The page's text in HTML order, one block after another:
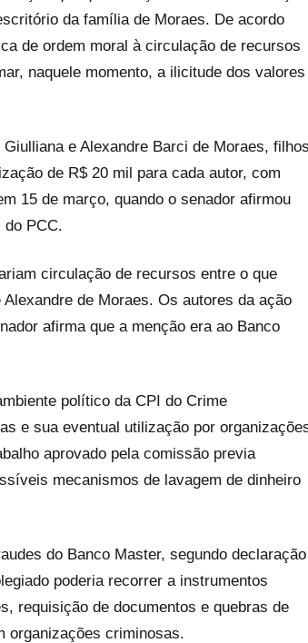
da família de Moraes. De acordo
de ordem moral à circulação de recursos
naquele momento, a ilicitude dos valores
e Alexandre Barci de Moraes,
de R$ 20 mil para cada autor, com
15 de março, quando o senador afirmou
do PCC.
circulação de recursos entre o que
de Moraes. Os autores da ação
afirma que a menção era ao Banco
político da CPI do Crime
e sua eventual utilização por
aprovado pela comissão previa
mecanismos de lavagem de dinheiro
do Banco Master, segundo declaração
poderia recorrer a instrumentos
requisição de documentos e quebras de
organizações criminosas.